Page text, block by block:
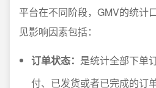
平台在不同阶段，GMV的统计
见影响因素包括：
订单状态： 是统计全部下单
付、已发货或者已完成的订